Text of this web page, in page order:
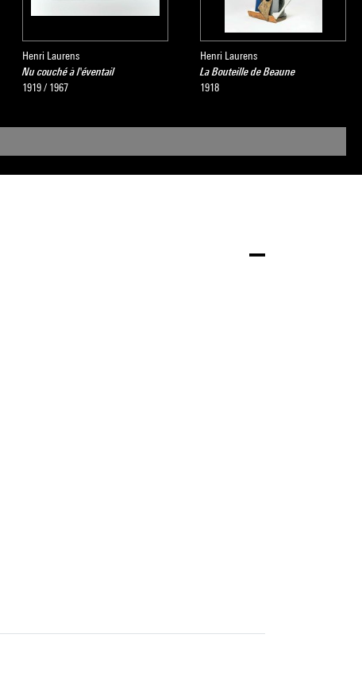
Henri Laurens
Nu couché à l'éventail
1919 / 1967
Henri Laurens
La Bouteille de Beaune
1918